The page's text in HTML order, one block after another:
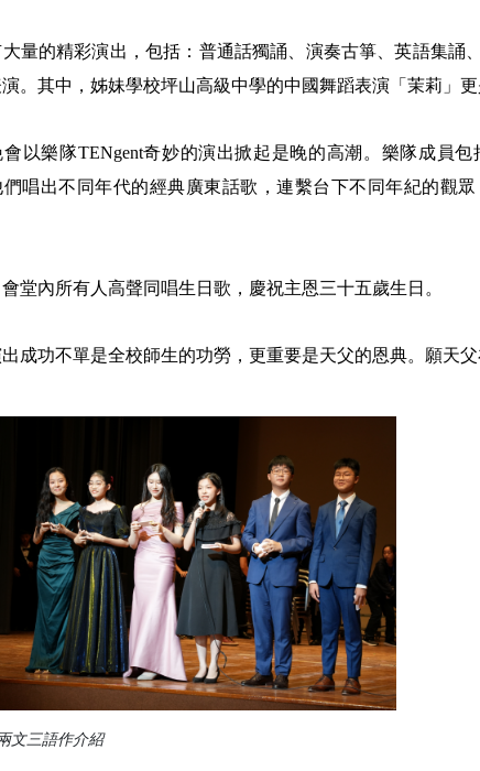
量的精彩演出，包括：普通話獨誦、演奏古箏、英語集誦
。其中，姊妹學校坪山高級中學的中國舞蹈表演「茉莉」更
以樂隊TENgent奇妙的演出掀起是晚的高潮。樂隊成員
唱出不同年代的經典廣東話歌，連繫台下不同年紀的觀
堂內所有人高聲同唱生日歌，慶祝主恩三十五歲生日。
成功不單是全校師生的功勞，更重要是天父的恩典。願天
文三語作介紹